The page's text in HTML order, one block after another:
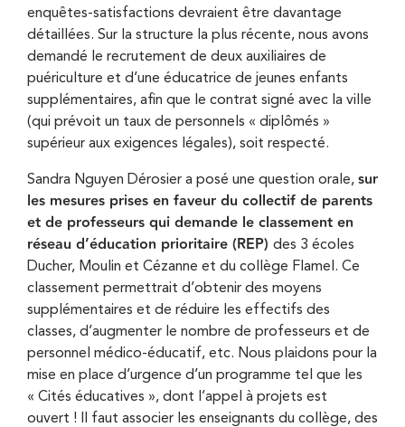
enquêtes-satisfactions devraient être davantage
détaillées. Sur la structure la plus récente, nous avons
demandé le recrutement de deux auxiliaires de
puériculture et d’une éducatrice de jeunes enfants
supplémentaires, afin que le contrat signé avec la ville
(qui prévoit un taux de personnels « diplômés »
supérieur aux exigences légales), soit respecté.
Sandra Nguyen Dérosier a posé une question orale, sur
les mesures prises en faveur du collectif de parents
et de professeurs qui demande le classement en
réseau d’éducation prioritaire (REP) des 3 écoles
Ducher, Moulin et Cézanne et du collège Flamel. Ce
classement permettrait d’obtenir des moyens
supplémentaires et de réduire les effectifs des
classes, d’augmenter le nombre de professeurs et de
personnel médico-éducatif, etc. Nous plaidons pour la
mise en place d’urgence d’un programme tel que les
« Cités éducatives », dont l’appel à projets est
ouvert ! Il faut associer les enseignants du collège, des